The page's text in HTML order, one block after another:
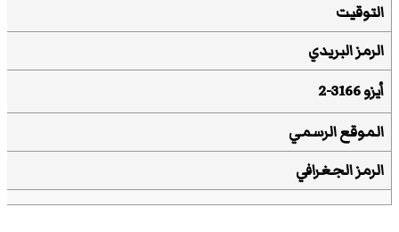
التوقيت
الرمز البريدي
أيزو 3166-2
الموقع الرسمي
الرمز الجغرافي